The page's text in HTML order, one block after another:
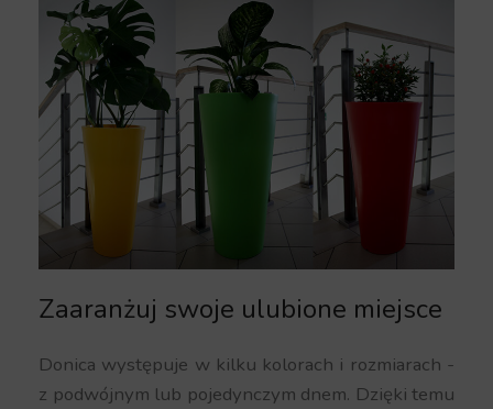
Zaaranżuj swoje ulubione miejsce
Donica występuje w kilku kolorach i rozmiarach -
z podwójnym lub pojedynczym dnem. Dzięki temu